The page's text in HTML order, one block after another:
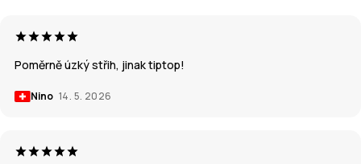
Poměrně úzký střih, jinak tiptop!
Nino 14. 5. 2026